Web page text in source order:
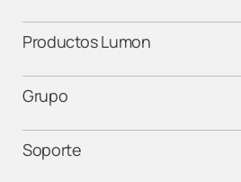
Productos Lumon
Grupo
Soporte